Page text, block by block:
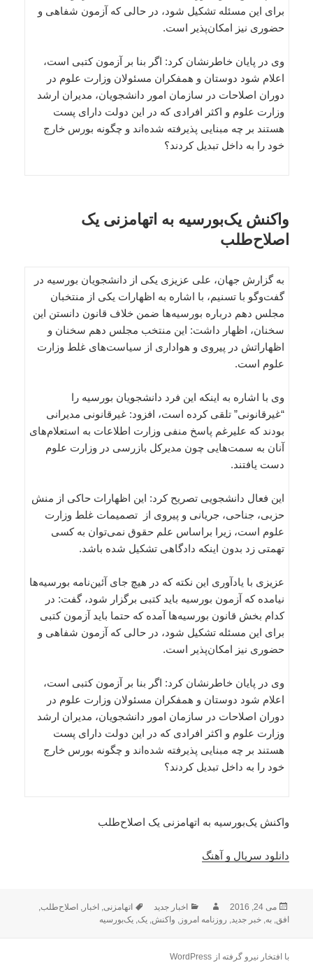
برای این مسئله تشکیل شود، در حالی که آزمون شفاهی و
حضوری نیز امکان‌پذیر است.
وی در پایان خاطرنشان کرد: اگر بنا بر آزمون کتبی است،
اعلام شود دوستان و همفکران مسئولان وزارت علوم در
دوران اصلاحات در سازمان امور دانشجویان، مدیران ارشد
وزارت علوم و اکثر افرادی که در این دولت دارای پست
هستند بر چه مبنایی پذیرفته شده‌اند و چگونه بورس خارج
خود را به داخل تبدیل کردند؟
واکنش یک‌بورسیه به اتهامزنی یک
اصلاح‌طلب
به گزارش جهان، علی عزیزی یکی از دانشجویان بورسیه در
گفت‌وگو با تسنیم، با اشاره به اظهارات یکی از منتخبان
مجلس دهم درباره بورسیه‌ها ضمن خلاف قانون دانستن این
سخنان، اظهار داشت: این منتخب مجلس دهم سخنان و
اظهاراتش در پیروی و هواداری از سیاست‌های غلط وزارت
علوم است.
وی با اشاره به اینکه این فرد دانشجویان بورسیه را
“غیرقانونی” تلقی کرده است، افزود: غیرقانونی مدیرانی
بودند که علیرغم پاسخ منفی وزارت اطلاعات به استعلام‌های
آنان به سمت‌هایی چون مدیرکل بازرسی در وزارت علوم
دست یافتند.
این فعال دانشجویی تصریح کرد: این اظهارات حاکی از منش
حزبی، جناحی، جریانی و پیروی از تصمیمات غلط وزارت
علوم است، زیرا براساس علم حقوق نمی‌توان به کسی
تهمتی زد بدون اینکه دادگاهی تشکیل شده باشد.
عزیزی با یادآوری این نکته که در هیچ جای آئین‌نامه بورسیه‌ها
نیامده که آزمون بورسیه باید کتبی برگزار شود، گفت: در
کدام بخش قانون بورسیه‌ها آمده که حتما باید آزمون کتبی
برای این مسئله تشکیل شود، در حالی که آزمون شفاهی و
حضوری نیز امکان‌پذیر است.
وی در پایان خاطرنشان کرد: اگر بنا بر آزمون کتبی است،
اعلام شود دوستان و همفکران مسئولان وزارت علوم در
دوران اصلاحات در سازمان امور دانشجویان، مدیران ارشد
وزارت علوم و اکثر افرادی که در این دولت دارای پست
هستند بر چه مبنایی پذیرفته شده‌اند و چگونه بورس خارج
خود را به داخل تبدیل کردند؟
واکنش یک‌بورسیه به اتهامزنی یک اصلاح‌طلب
دانلود سریال و آهنگ
ارسال
شده
می 24, 2016 نویسندهدسته‌ها
اخبار جدید برچسب‌ها
اتهامزنی, اخبار, اصلاح‌طلب,
افق,به,خبر جدید, روزنامه امروز, واکنش,یک,یک‌بورسیه
با افتخار نیرو گرفته از WordPress